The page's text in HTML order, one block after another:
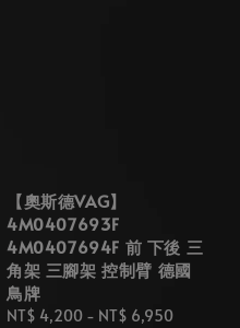
【奧斯德VAG】
4M0407693F
4M0407694F 前 下後 三
角架 三腳架 控制臂 德國
鳥牌
Regular
NT$ 4,200 - NT$ 6,950